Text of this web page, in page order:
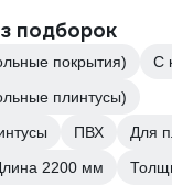
подборок
покрытия)
С
плинтусы)
ПВХ
Для
2200 мм